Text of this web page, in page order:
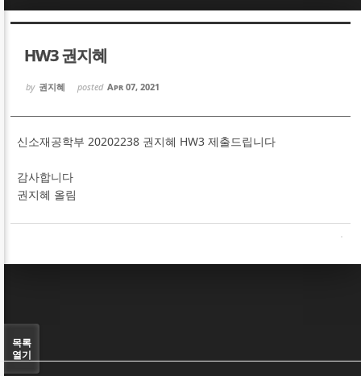
HW3 권지혜
by 권지혜 posted Apr 07, 2021
신소재공학부 20202238 권지혜 HW3 제출드립니다
감사합니다
권지혜 올림
목록
열기
Sketchbook5, 스케치북5
Sketchbook5, 스케치북5
Sketchbook5, 스케치북5
Sketchbook5, 스케치북5